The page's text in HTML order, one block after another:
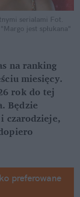
serialami Fot.
jest spłukana"
na ranking
miesięcy.
rok do tej
Będzie
czarodzieje,
preferowane